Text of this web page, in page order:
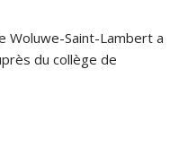
Woluwe-Saint-Lambert a
du collège de